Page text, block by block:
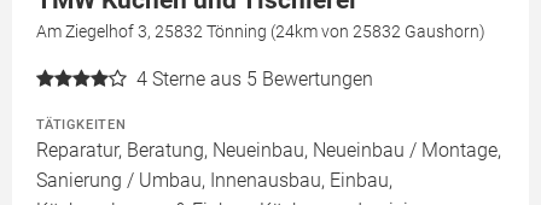
Am Ziegelhof 3, 25832 Tönning (24km von 25832 Gaushorn)
4 Sterne aus 5 Bewertungen
TÄTIGKEITEN
Reparatur, Beratung, Neueinbau, Neueinbau / Montage,
Sanierung / Umbau, Innenausbau, Einbau,